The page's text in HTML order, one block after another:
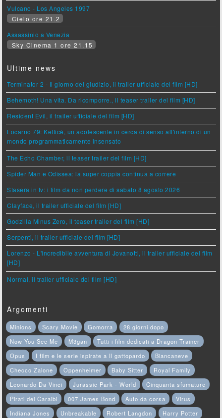
Vulcano - Los Angeles 1997
Cielo ore 21.2
Assassinio a Venezia
Sky Cinema 1 ore 21.15
Ultime news
Terminator 2 - Il giorno del giudizio, il trailer ufficiale del film [HD]
Behemoth! Una vita. Da ricomporre., il teaser trailer del film [HD]
Resident Evil, il trailer ufficiale del film [HD]
Locarno 79: Ketticè, un adolescente in cerca di senso all'interno di un
mondo programmaticamente insensato
The Echo Chamber, il teaser trailer del film [HD]
Spider Man e Odissea: la super coppia continua a correre
Stasera in tv: i film da non perdere di sabato 8 agosto 2026
Clayface, il trailer ufficiale del film [HD]
Godzilla Minus Zero, il teaser trailer del film [HD]
Serpenti, il trailer ufficiale del film [HD]
Lorenzo - L'incredibile avventura di Jovanotti, il trailer ufficiale del film
[HD]
Normal, il trailer ufficiale del film [HD]
Argomenti
Minions Scary Movie Gomorra
28 giorni dopo
Now You See Me
M3gan
Tutti i film dedicati a Dragon Trainer
Opus
I film e le serie ispirate a Il gattopardo
Biancaneve
Checco Zalone
Oppenheimer Baby Sitter
Royal Family
Leonardo Da Vinci
Jurassic Park - World
Cinquanta sfumature
Pirati dei Caraibi
007 James Bond Auto da corsa
Virus
Indiana Jones
Unbreakable Robert Langdon
Harry Potter